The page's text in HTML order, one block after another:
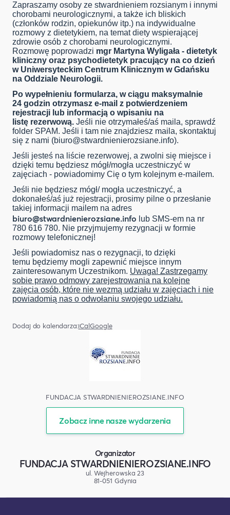
Zapraszamy osoby ze stwardnieniem rozsianym i innymi
chorobami neurologicznymi, a także ich bliskich
(członków rodzin, opiekunów itp.) na indywidualne
rozmowy z dietetykiem, na temat diety wspierającej
zdrowie osób z chorobami neurologicznymi.
Rozmowę poprowadzi mgr Martyna Wyligała - dietetyk
kliniczny oraz psychodietetyk pracujący na co dzień
w Uniwersyteckim Centrum Klinicznym w Gdańsku
na Oddziale Neurologii.
Po wypełnieniu formularza, w ciągu maksymalnie
24 godzin otrzymasz e-mail z potwierdzeniem
rejestracji lub informacją o wpisaniu na
listę rezerwową. Jeśli nie otrzymałeś/aś maila, sprawdź
folder SPAM. Jeśli i tam nie znajdziesz maila, skontaktuj
się z nami (biuro@stwardnienierozsiane.info).
Jeśli jesteś na liście rezerwowej, a zwolni się miejsce i
dzięki temu będziesz mógł/mogła uczestniczyć w
zajęciach - powiadomimy Cię o tym kolejnym e-mailem.
Jeśli nie będziesz mógł/ mogła uczestniczyć, a
dokonałeś/aś już rejestracji, prosimy pilne o przesłanie
takiej informacji mailem na adres
biuro@stwardnienierozsiane.info lub SMS-em na nr
780 616 780. Nie przyjmujemy rezygnacji w formie
rozmowy telefonicznej!
Jeśli powiadomisz nas o rezygnacji, to dzięki
temu będziemy mogli zapewnić miejsce innym
zainteresowanym Uczestnikom. Uwaga! Zastrzegamy
sobie prawo odmowy zarejestrowania na kolejne
zajęcia osób, które nie wezmą udziału w zajęciach i nie
powiadomią nas o odwołaniu swojego udziału.
Dodaj do kalendarza:iCalGoogle
FUNDACJA STWARDNIENIEROZSIANE.INFO
Zobacz inne nasze wydarzenia
Organizator
FUNDACJA STWARDNIENIEROZSIANE.INFO
ul. Wejherowska 23
81-051 Gdynia